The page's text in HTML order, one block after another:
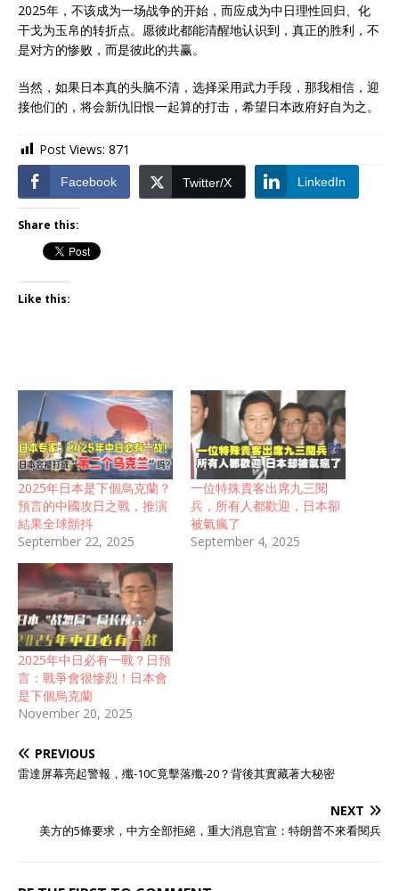
2025年，不该成为一场战争的开始，而应成为中日理性回归、化
干戈为玉帛的转折点。愿彼此都能清醒地认识到，真正的胜利，不
是对方的惨败，而是彼此的共赢。
当然，如果日本真的头脑不清，选择采用武力手段，那我相信，迎
接他们的，将会新仇旧恨一起算的打击，希望日本政府好自为之。
Post Views: 871
Facebook Twitter/X LinkedIn
Share this:
Like this:
2025年日本是下個烏克蘭？
預言的中國攻日之戰，推演
結果全球顫抖
September 22, 2025
一位特殊貴客出席九三閱
兵，所有人都歡迎，日本卻
被氣瘋了
September 4, 2025
2025年中日必有一戰？日預
言：戰爭會很慘烈！日本會
是下個烏克蘭
November 20, 2025
PREVIOUS
雷達屏幕亮起警報，殲-10C竟擊落殲-20？背後其實藏著大秘密
NEXT
美方的5條要求，中方全部拒絕，重大消息官宣：特朗普不來看閱兵